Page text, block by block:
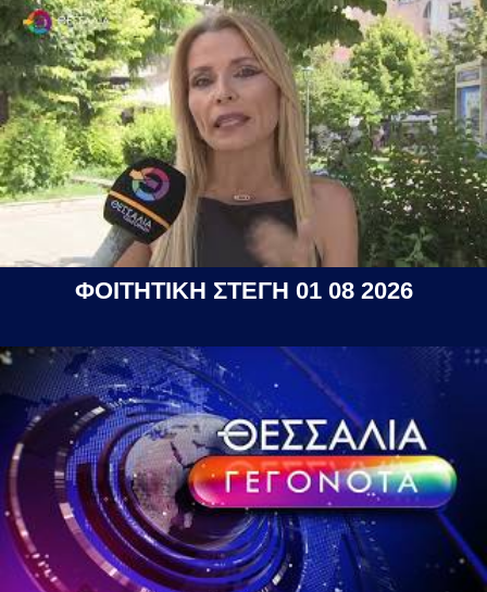
ΦΟΙΤΗΤΙΚΗ ΣΤΕΓΗ 01 08 2026